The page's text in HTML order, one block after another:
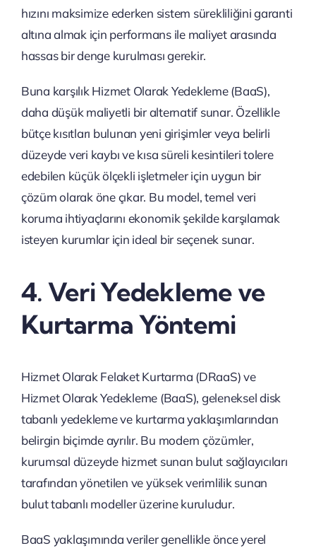
hızını maksimize ederken sistem sürekliliğini garanti
altına almak için performans ile maliyet arasında
hassas bir denge kurulması gerekir.
Buna karşılık Hizmet Olarak Yedekleme (BaaS),
daha düşük maliyetli bir alternatif sunar. Özellikle
bütçe kısıtları bulunan yeni girişimler veya belirli
düzeyde veri kaybı ve kısa süreli kesintileri tolere
edebilen küçük ölçekli işletmeler için uygun bir
çözüm olarak öne çıkar. Bu model, temel veri
koruma ihtiyaçlarını ekonomik şekilde karşılamak
isteyen kurumlar için ideal bir seçenek sunar.
4. Veri Yedekleme ve
Kurtarma Yöntemi
Hizmet Olarak Felaket Kurtarma (DRaaS) ve
Hizmet Olarak Yedekleme (BaaS), geleneksel disk
tabanlı yedekleme ve kurtarma yaklaşımlarından
belirgin biçimde ayrılır. Bu modern çözümler,
kurumsal düzeyde hizmet sunan bulut sağlayıcıları
tarafından yönetilen ve yüksek verimlilik sunan
bulut tabanlı modeller üzerine kuruludur.
BaaS yaklaşımında veriler genellikle önce yerel